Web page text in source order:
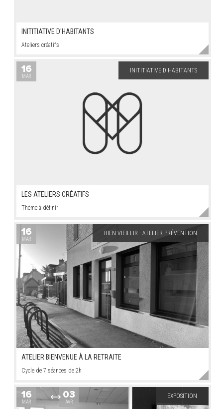
INITITIATIVE D'HABITANTS
Ateliers créatifs
LES ATELIERS CRÉATIFS
Thème à définir
16
MAR
INITITIATIVE D'HABITANTS
ATELIER BIENVENUE À LA RETRAITE
Cycle de 7 séances de 2h
16
MAR
BIEN VIEILLIR - ATELIER PRÉVENTION
16
MAR
03
AVR
EXPOSITION